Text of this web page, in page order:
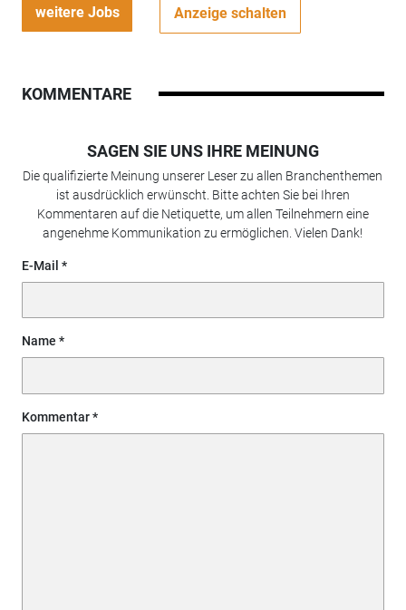
weitere Jobs Anzeige schalten
KOMMENTARE
SAGEN SIE UNS IHRE MEINUNG
Die qualifizierte Meinung unserer Leser zu allen Branchenthemen
ist ausdrücklich erwünscht. Bitte achten Sie bei Ihren
Kommentaren auf die Netiquette, um allen Teilnehmern eine
angenehme Kommunikation zu ermöglichen. Vielen Dank!
E-Mail
Name
Kommentar